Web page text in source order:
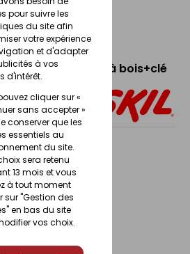
pour suivre les
du site afin
votre expérience
et d'adapter
à vos
d'intérêt.
cliquer sur «
sans accepter »
conserver que les
essentiels au
du site.
sera retenu
13 mois et vous
à tout moment
sur "Gestion des
en bas du site
vos choix.
à bois+clé
SKIL 3471
produit